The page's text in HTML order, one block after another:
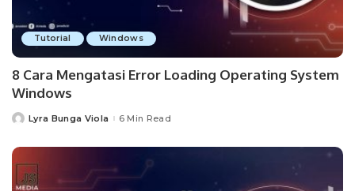
Tutorial Windows
8 Cara Mengatasi Error Loading Operating System
Windows
PostedLyra Bunga Viola 6 Min Read